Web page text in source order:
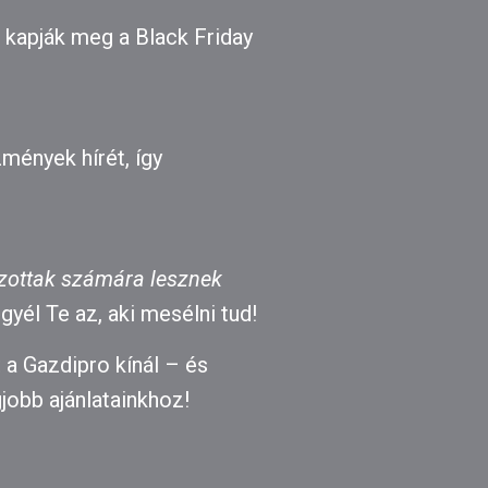
meg a Black Friday
hírét, így
számára lesznek
Te az, aki mesélni tud!
Gazdipro kínál – és
ajánlatainkhoz!